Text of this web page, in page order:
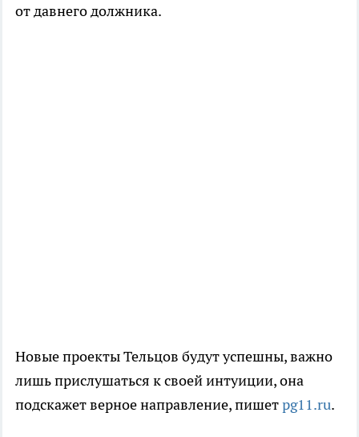
от давнего должника.
Новые проекты Тельцов будут успешны, важно
лишь прислушаться к своей интуиции, она
подскажет верное направление, пишетpg11.ru.